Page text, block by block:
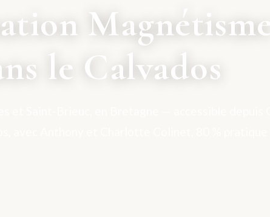
Magnétisme
le Calvados